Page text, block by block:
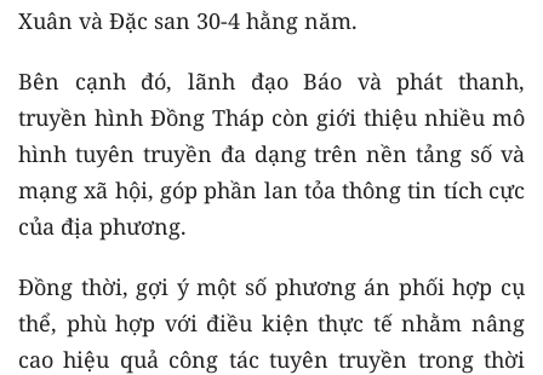
Xuân và Đặc san 30-4 hằng năm.
Bên cạnh đó, lãnh đạo Báo và phát thanh,
truyền hình Đồng Tháp còn giới thiệu nhiều mô
hình tuyên truyền đa dạng trên nền tảng số và
mạng xã hội, góp phần lan tỏa thông tin tích cực
của địa phương.
Đồng thời, gợi ý một số phương án phối hợp cụ
thể, phù hợp với điều kiện thực tế nhằm nâng
cao hiệu quả công tác tuyên truyền trong thời